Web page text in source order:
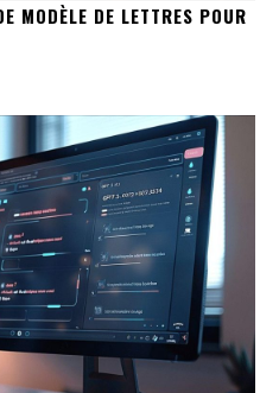
MODÈLE DE LETTRES POUR